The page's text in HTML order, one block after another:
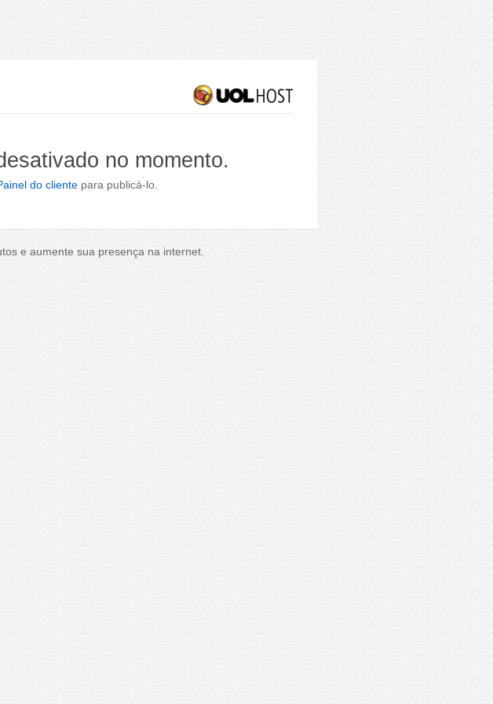
no momento.
do clientepara publicá-lo.
e aumente sua presença na internet.